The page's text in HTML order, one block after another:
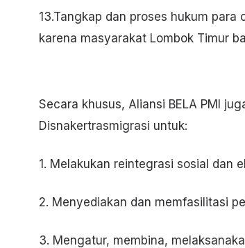
13.Tangkap dan proses hukum
karena masyarakat Lombok Timur
Secara khusus, Aliansi BELA PMI
Disnakertrasmigrasi untuk:
1. Melakukan reintegrasi sosial dan
2. Menyediakan dan memfasilitasi
3. Mengatur, membina,